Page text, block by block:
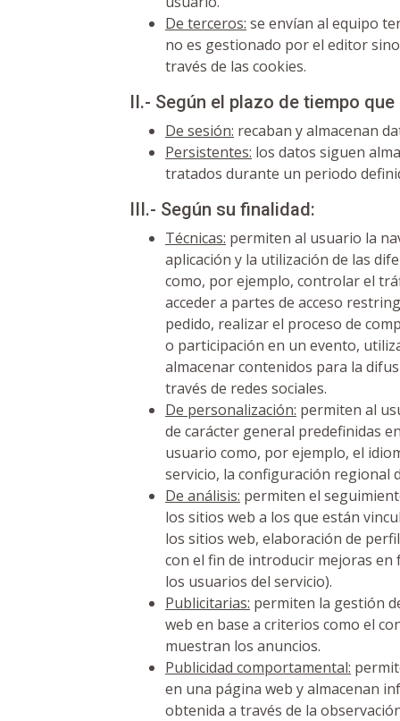
De terceros: se envían al equipo
no es gestionado por el editor
través de las cookies.
II.- Según el plazo de tiempo
De sesión: recaban y almacenan
Persistentes: los datos siguen
tratados durante un periodo
III.- Según su finalidad:
Técnicas: permiten al usuario la
aplicación y la utilización de las
como, por ejemplo, controlar el
acceder a partes de acceso
pedido, realizar el proceso de
o participación en un evento,
almacenar contenidos para la
través de redes sociales.
De personalización: permiten al
de carácter general predefinidas
usuario como, por ejemplo, el
servicio, la configuración regional
De análisis: permiten el
los sitios web a los que están
los sitios web, elaboración de
con el fin de introducir mejoras en
los usuarios del servicio).
Publicitarias: permiten la gestión
web en base a criterios como el
muestran los anuncios.
Publicidad comportamental:
en una página web y almacenan
obtenida a través de la